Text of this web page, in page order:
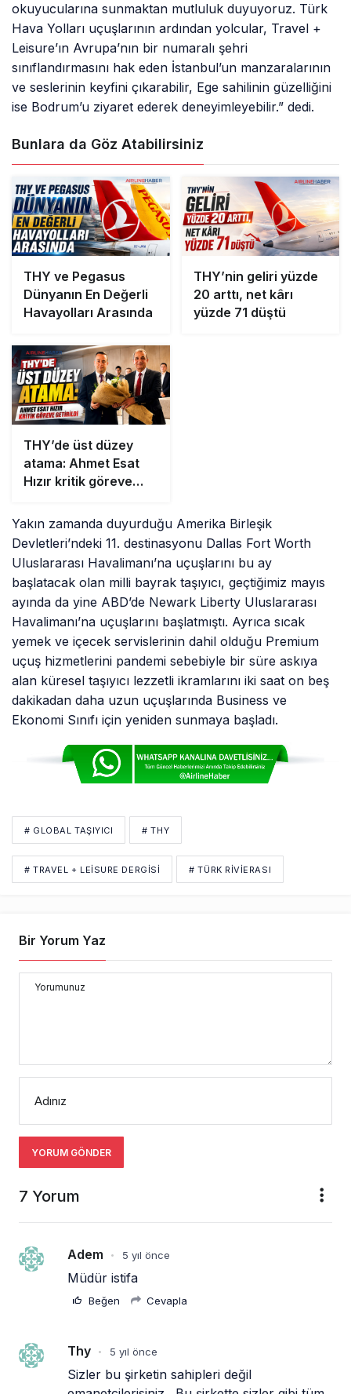
okuyucularına sunmaktan mutluluk duyuyoruz. Türk
Hava Yolları uçuşlarının ardından yolcular, Travel +
Leisure’ın Avrupa’nın bir numaralı şehri
sınıflandırmasını hak eden İstanbul’un manzaralarının
ve seslerinin keyfini çıkarabilir, Ege sahilinin güzelliğini
ise Bodrum’u ziyaret ederek deneyimleyebilir.” dedi.
Bunlara da Göz Atabilirsiniz
THY ve Pegasus
Dünyanın En Değerli
Havayolları Arasında
THY’nin geliri yüzde
20 arttı, net kârı
yüzde 71 düştü
THY’de üst düzey
atama: Ahmet Esat
Hızır kritik göreve
Yakın zamanda duyurduğu Amerika Birleşik
Devletleri’ndeki 11. destinasyonu Dallas Fort Worth
Uluslararası Havalimanı’na uçuşlarını bu ay
başlatacak olan milli bayrak taşıyıcı, geçtiğimiz mayıs
ayında da yine ABD’de Newark Liberty Uluslararası
Havalimanı’na uçuşlarını başlatmıştı. Ayrıca sıcak
yemek ve içecek servislerinin dahil olduğu Premium
uçuş hizmetlerini pandemi sebebiyle bir süre askıya
alan küresel taşıyıcı lezzetli ikramlarını iki saat on beş
dakikadan daha uzun uçuşlarında Business ve
Ekonomi Sınıfı için yeniden sunmaya başladı.
# GLOBAL TAŞIYICI # THY
# TRAVEL + LEISURE DERGISI # TÜRK RIVIERASI
Bir Yorum Yaz
Yorumunuz
Adınız
YORUM GÖNDER
7 Yorum
Adem • 5 yıl önce
Müdür istifa
Beğen Cevapla
Thy • 5 yıl önce
Sizler bu şirketin sahipleri değil